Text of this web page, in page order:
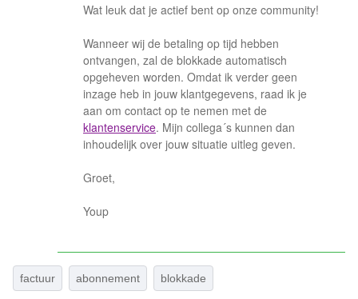
Wat leuk dat je actief bent op onze community!
Wanneer wij de betaling op tijd hebben
ontvangen, zal de blokkade automatisch
opgeheven worden. Omdat ik verder geen
inzage heb in jouw klantgegevens, raad ik je
aan om contact op te nemen met de
klantenservice. Mijn collega´s kunnen dan
inhoudelijk over jouw situatie uitleg geven.
Groet,
Youp
factuur abonnement blokkade